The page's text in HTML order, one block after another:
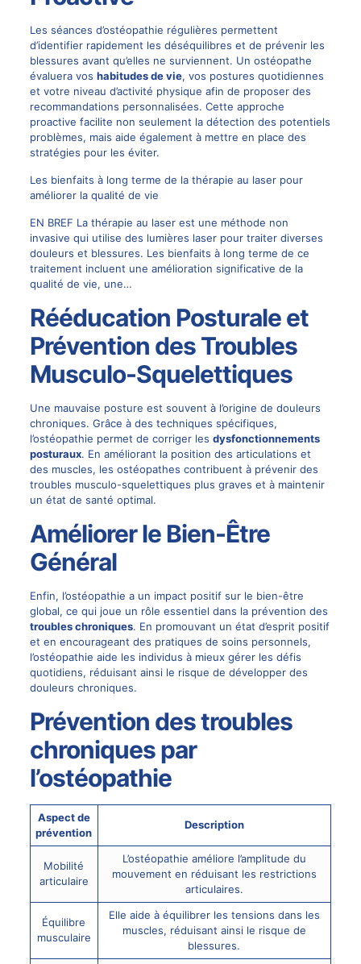
Les séances d’ostéopathie régulières permettent
d’identifier rapidement les déséquilibres et de prévenir les
blessures avant qu’elles ne surviennent. Un ostéopathe
évaluera vos habitudes de vie, vos postures quotidiennes
et votre niveau d’activité physique afin de proposer des
recommandations personnalisées. Cette approche
proactive facilite non seulement la détection des potentiels
problèmes, mais aide également à mettre en place des
stratégies pour les éviter.
Les bienfaits à long terme de la thérapie au laser pour
améliorer la qualité de vie
EN BREF La thérapie au laser est une méthode non
invasive qui utilise des lumières laser pour traiter diverses
douleurs et blessures. Les bienfaits à long terme de ce
traitement incluent une amélioration significative de la
qualité de vie, une…
Rééducation Posturale et
Prévention des Troubles
Musculo-Squelettiques
Une mauvaise posture est souvent à l’origine de douleurs
chroniques. Grâce à des techniques spécifiques,
l’ostéopathie permet de corriger les dysfonctionnements
posturaux. En améliorant la position des articulations et
des muscles, les ostéopathes contribuent à prévenir des
troubles musculo-squelettiques plus graves et à maintenir
un état de santé optimal.
Améliorer le Bien-Être
Général
Enfin, l’ostéopathie a un impact positif sur le bien-être
global, ce qui joue un rôle essentiel dans la prévention des
troubles chroniques. En promouvant un état d’esprit positif
et en encourageant des pratiques de soins personnels,
l’ostéopathie aide les individus à mieux gérer les défis
quotidiens, réduisant ainsi le risque de développer des
douleurs chroniques.
Prévention des troubles
chroniques par
l’ostéopathie
Aspect de
prévention
Description
Mobilité
articulaire
L’ostéopathie améliore l’amplitude du
mouvement en réduisant les restrictions
articulaires.
Équilibre
musculaire
Elle aide à équilibrer les tensions dans les
muscles, réduisant ainsi le risque de
blessures.